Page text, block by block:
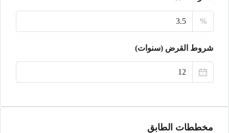
16
%
شروط القرض (سنوات)
مخططات الطابق